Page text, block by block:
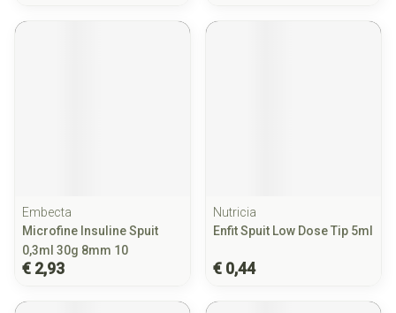
Embecta
Microfine Insuline Spuit
0,3ml 30g 8mm 10
€ 2,93
Nutricia
Enfit Spuit Low Dose Tip 5ml
€ 0,44